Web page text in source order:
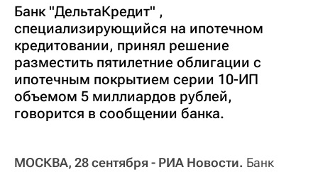
Банк "ДельтаКредит" ,
специализирующийся на ипотечном
кредитовании, принял решение
разместить пятилетние облигации с
ипотечным покрытием серии 10-ИП
объемом 5 миллиардов рублей,
говорится в сообщении банка.
МОСКВА, 28 сентября - РИА Новости. Банк